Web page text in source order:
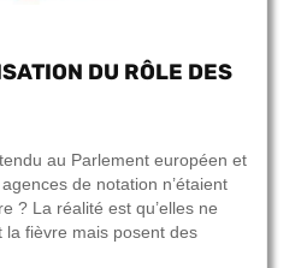
DU RÔLE DES
au Parlement européen et
de notation n’étaient
? La réalité est qu’elles ne
la fièvre mais posent des